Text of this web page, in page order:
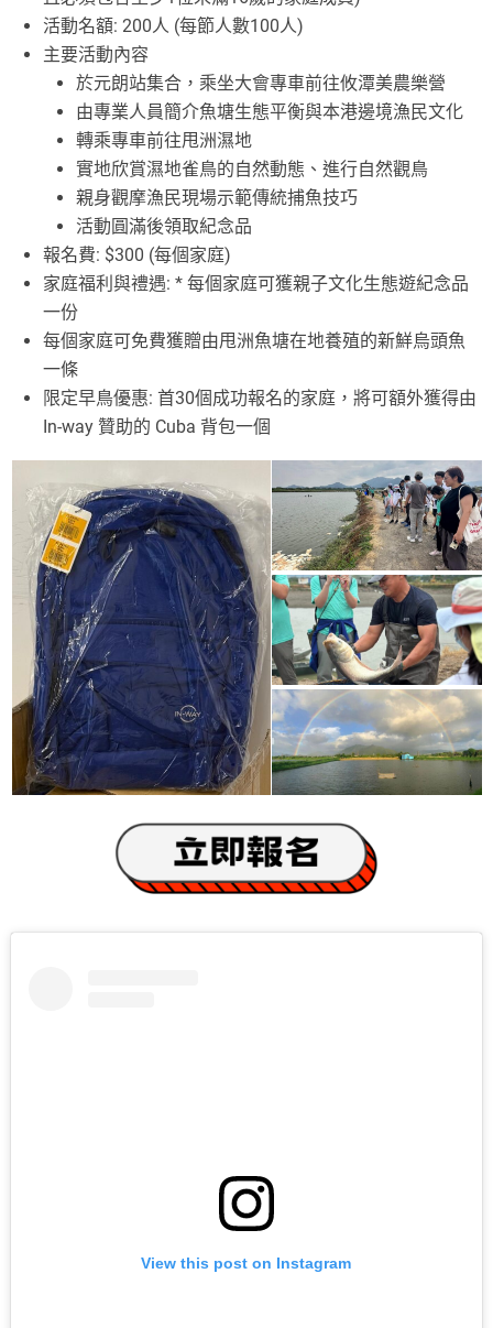
活動名額: 200人 (每節人數100人)
主要活動內容
於元朗站集合，乘坐大會專車前往攸潭美農樂營
由專業人員簡介魚塘生態平衡與本港邊境漁民文化
轉乘專車前往甩洲濕地
實地欣賞濕地雀鳥的自然動態、進行自然觀鳥
親身觀摩漁民現場示範傳統捕魚技巧
活動圓滿後領取紀念品
報名費: $300 (每個家庭)
家庭福利與禮遇: * 每個家庭可獲親子文化生態遊紀念品
一份
每個家庭可免費獲贈由甩洲魚塘在地養殖的新鮮烏頭魚
一條
限定早鳥優惠: 首30個成功報名的家庭，將可額外獲得由
In-way 贊助的 Cuba 背包一個
View this post on Instagram